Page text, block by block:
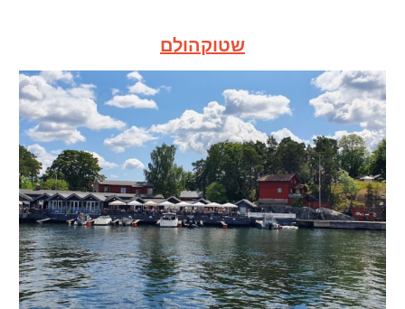
שטוקהולם